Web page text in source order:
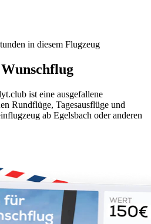
in diesem Flugzeug
ist eine ausgefallene
Rundflüge, Tagesausflüge und
ab Egelsbach oder anderen